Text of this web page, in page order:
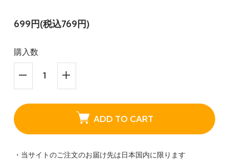
699円(税込769円)
購入数
ADD TO CART
・当サイトのご注文のお届け先は日本国内に限ります